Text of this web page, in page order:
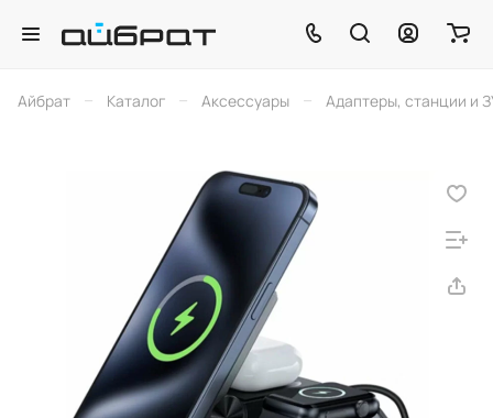
Айбрат – Каталог – Аксессуары – Адаптеры, станции и